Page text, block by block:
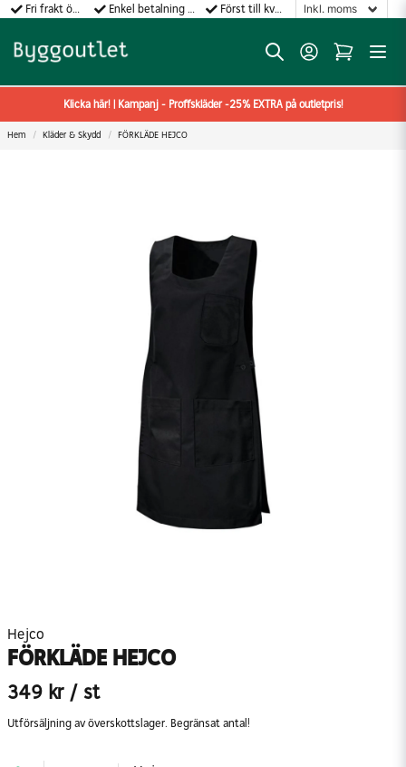
Fri frakt över 499:- Enkel betalning med Klarna Först till kvarn gäller!
Klicka här! | Kampanj - Proffskläder -25% EXTRA på outletpris!
Hem Kläder & Skydd FÖRKLÄDE HEJCO
Hejco
FÖRKLÄDE HEJCO
349 kr / st
Utförsäljning av överskottslager. Begränsat antal!